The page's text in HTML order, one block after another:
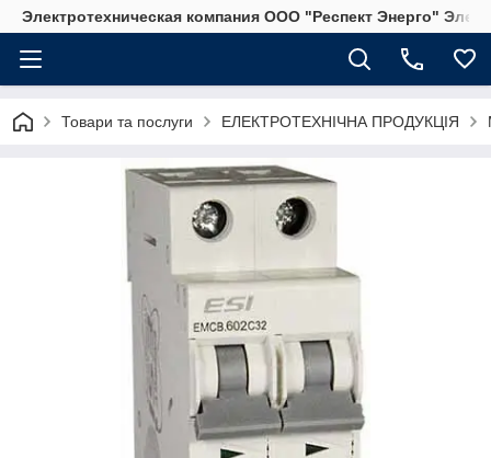
Электротехническая компания ООО "Респект Энерго"
Товари та послуги ЕЛЕКТРОТЕХНІЧНА ПРОДУКЦІЯ